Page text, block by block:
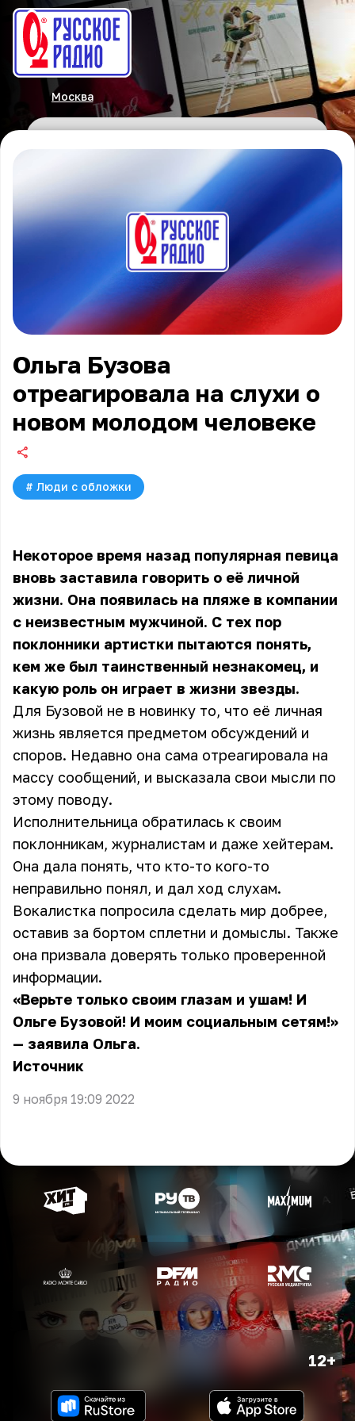
Москва
Ольга Бузова
отреагировала на слухи о
новом молодом человеке
# Люди с обложки
Некоторое время назад популярная певица
вновь заставила говорить о её личной
жизни. Она появилась на пляже в компании
с неизвестным мужчиной. С тех пор
поклонники артистки пытаются понять,
кем же был таинственный незнакомец, и
какую роль он играет в жизни звезды.
Для Бузовой не в новинку то, что её личная
жизнь является предметом обсуждений и
споров. Недавно она сама отреагировала на
массу сообщений, и высказала свои мысли по
этому поводу.
Исполнительница обратилась к своим
поклонникам, журналистам и даже хейтерам.
Она дала понять, что кто-то кого-то
неправильно понял, и дал ход слухам.
Вокалистка попросила сделать мир добрее,
оставив за бортом сплетни и домыслы. Также
она призвала доверять только проверенной
информации.
«Верьте только своим глазам и ушам! И
Ольге Бузовой! И моим социальным сетям!»
— заявила Ольга.
Источник
9 ноября 19:09 2022
12+